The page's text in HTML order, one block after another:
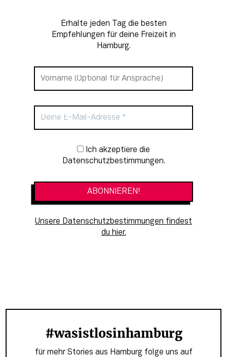
Erhalte jeden Tag die besten
Empfehlungen für deine Freizeit in
Hamburg.
Newsletter-Anmeldung
Datenschutzbestimmungen.
Unsere Datenschutzbestimmungen findest
du hier.
#wasistlosinhamburg
für mehr Stories aus Hamburg folge uns auf